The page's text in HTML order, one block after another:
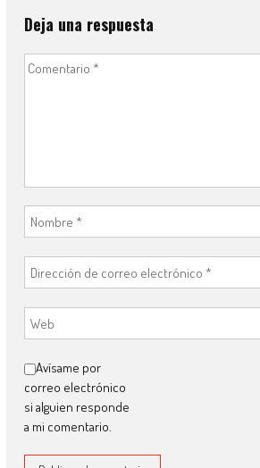
Deja una respuesta
Avísame por
correo electrónico
si alguien responde
a mi comentario.